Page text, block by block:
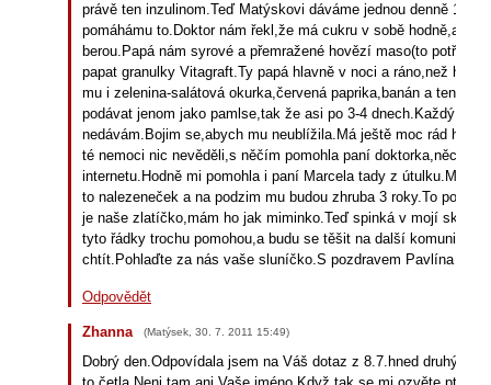
právě ten inzulinom.Teď Matýskovi dáváme jednou denně 1/16
pomáhámu to.Doktor nám řekl,že má cukru v sobě hodně,ale ty
berou.Papá nám syrové a přemražené hovězí maso(to
papat granulky Vitagraft.Ty papá hlavně v noci a ráno,než ho
mu i zelenina-salátová okurka,červená paprika,banán a ten
podávat jenom jako pamlse,tak že asi po 3-4 dnech.Každý den
nedávám.Bojim se,abych mu neublížila.Má ještě moc rád
té nemoci nic nevěděli,s něčím pomohla paní doktorka,něco
internetu.Hodně mi pomohla i paní Marcela tady z
to nalezeneček a na podzim mu budou zhruba 3 roky.To pouze
je naše zlatíčko,mám ho jak miminko.Teď spinká v mojí
tyto řádky trochu pomohou,a budu se těšit na další
chtít.Pohlaďte za nás vaše sluníčko.S pozdravem Pavlína
Odpovědět
Zhanna (Matýsek 30. 7. 2011 15:49)
Dobrý den.Odpovídala jsem na Váš dotaz z 8.7.hned druhý